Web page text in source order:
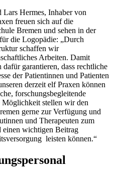
Hermes, Inhaber von
freuen sich auf die
Bremen und sehen in der
die Logopädie: „Durch
schaffen wir
Arbeiten. Damit
garantieren, dass rechtliche
der Patientinnen und Patienten
derzeit elf Praxen können
forschungsbegleitende
Möglichkeit stellen wir den
gerne zur Verfügung und
und Therapeuten zum
einen wichtigen Beitrag
leisten können.“